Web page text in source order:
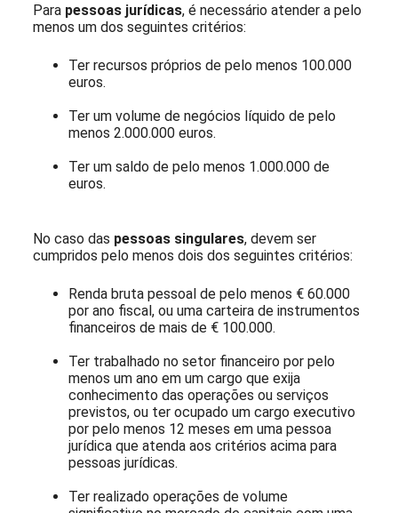
Para pessoas jurídicas, é necessário atender a pelo
menos um dos seguintes critérios:
Ter recursos próprios de pelo menos 100.000
euros.
Ter um volume de negócios líquido de pelo
menos 2.000.000 euros.
Ter um saldo de pelo menos 1.000.000 de
euros.
No caso das pessoas singulares, devem ser
cumpridos pelo menos dois dos seguintes critérios:
Renda bruta pessoal de pelo menos € 60.000
por ano fiscal, ou uma carteira de instrumentos
financeiros de mais de € 100.000.
Ter trabalhado no setor financeiro por pelo
menos um ano em um cargo que exija
conhecimento das operações ou serviços
previstos, ou ter ocupado um cargo executivo
por pelo menos 12 meses em uma pessoa
jurídica que atenda aos critérios acima para
pessoas jurídicas.
Ter realizado operações de volume